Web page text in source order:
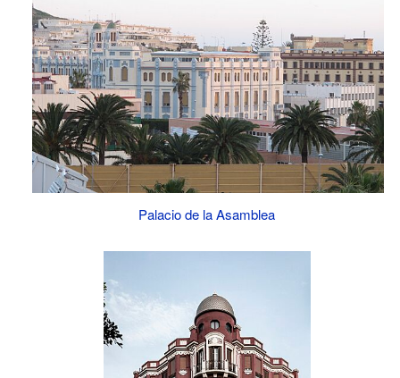
Palacio de la Asamblea